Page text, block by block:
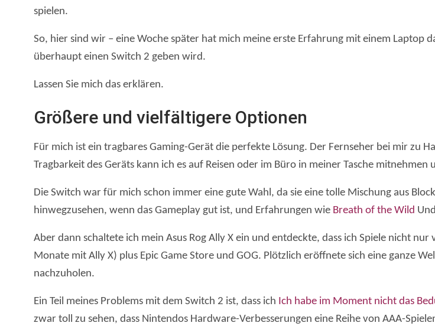
spielen.
So, hier sind wir – eine Woche später hat mich meine erste Erfahrung mit einem
überhaupt einen Switch 2 geben wird.
Lassen Sie mich das erklären.
Größere und vielfältigere Optionen
Für mich ist ein tragbares Gaming-Gerät die perfekte Lösung. Der Fernseher bei mir zu
Tragbarkeit des Geräts kann ich es auf Reisen oder im Büro in meiner Tasche mitnehmen
Die Switch war für mich schon immer eine gute Wahl, da sie eine tolle Mischung aus
hinwegzusehen, wenn das Gameplay gut ist, und Erfahrungen wie Breath of the Wild
Aber dann schaltete ich mein Asus Rog Ally X ein und entdeckte, dass ich Spiele nicht
Monate mit Ally X) plus Epic Game Store und GOG. Plötzlich eröffnete sich eine ganze
nachzuholen.
Ein Teil meines Problems mit dem Switch 2 ist, dass ich Ich habe im Moment nicht das
zwar toll zu sehen, dass Nintendos Hardware-Verbesserungen eine Reihe von AAA-